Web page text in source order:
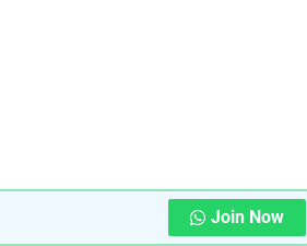
Join Now